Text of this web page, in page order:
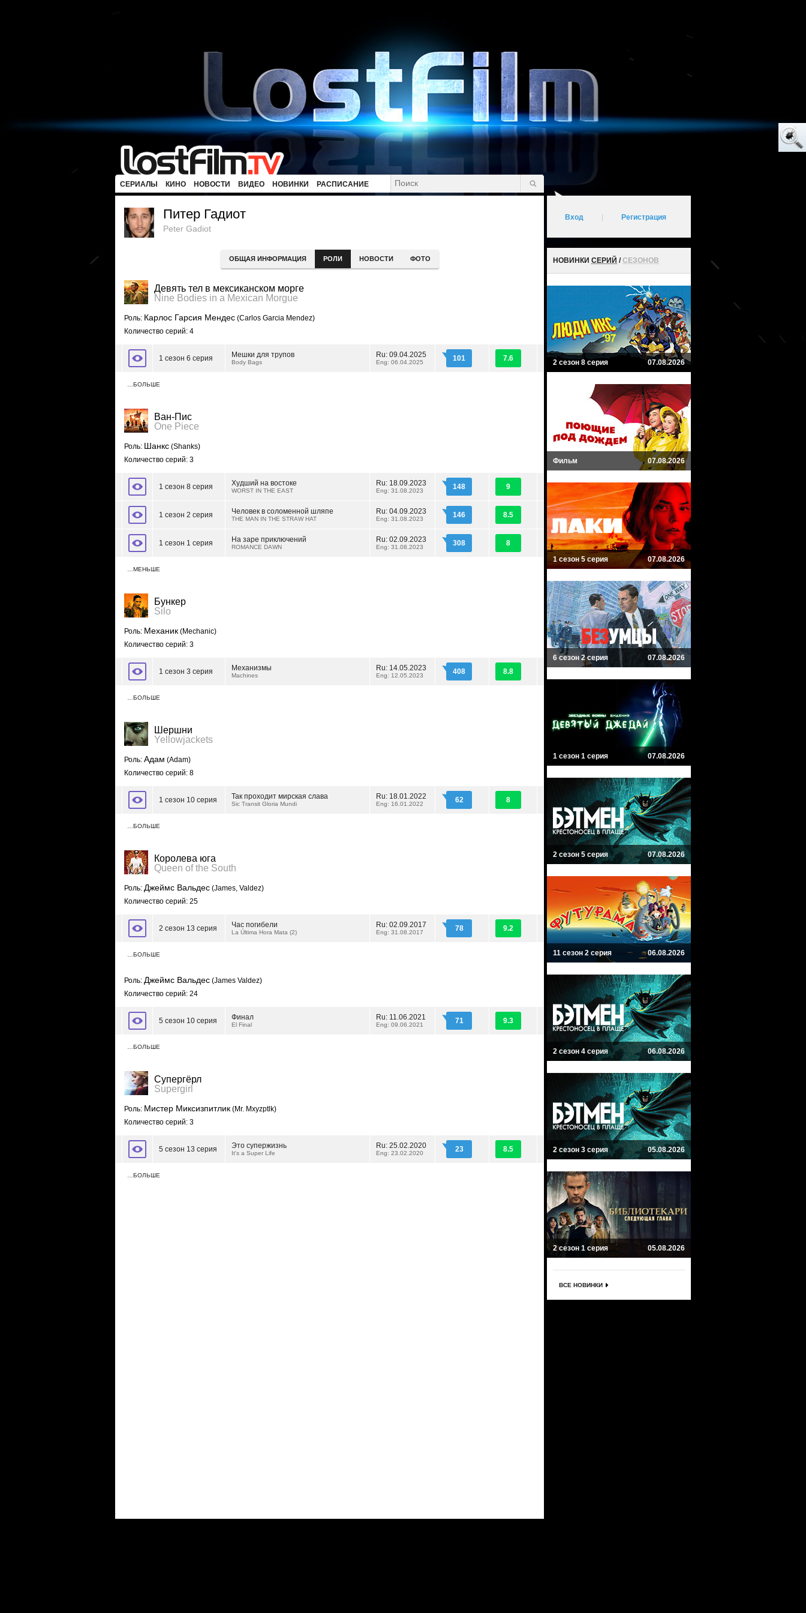
СЕРИАЛЫ КИНО НОВОСТИ ВИДЕО НОВИНКИ РАСПИСАНИЕ
Питер Гадиот
Peter Gadiot
ОБЩАЯ ИНФОРМАЦИЯ РОЛИ НОВОСТИ ФОТО
Девять тел в мексиканском морге
Nine Bodies in a Mexican Morgue
Роль: Карлос Гарсия Мендес (Carlos Garcia Mendez)
Количество серий: 4
1 сезон 6 серия Мешки для трупов
Body Bags
Ru: 09.04.2025
Eng: 06.04.2025 101 7.6
…БОЛЬШЕ
Ван-Пис
One Piece
Роль: Шанкс (Shanks)
Количество серий: 3
1 сезон 8 серия Худший на востоке
WORST IN THE EAST
Ru: 18.09.2023
Eng: 31.08.2023 148 9
1 сезон 2 серия Человек в соломенной шляпе
THE MAN IN THE STRAW HAT
Ru: 04.09.2023
Eng: 31.08.2023 146 8.5
1 сезон 1 серия На заре приключений
ROMANCE DAWN
Ru: 02.09.2023
Eng: 31.08.2023 308 8
…МЕНЬШЕ
Бункер
Silo
Роль: Механик (Mechanic)
Количество серий: 3
1 сезон 3 серия Механизмы
Machines
Ru: 14.05.2023
Eng: 12.05.2023 408 8.8
…БОЛЬШЕ
Шершни
Yellowjackets
Роль: Адам (Adam)
Количество серий: 8
1 сезон 10 серия Так проходит мирская слава
Sic Transit Gloria Mundi
Ru: 18.01.2022
Eng: 16.01.2022 62 8
…БОЛЬШЕ
Королева юга
Queen of the South
Роль: Джеймс Вальдес (James, Valdez)
Количество серий: 25
2 сезон 13 серия Час погибели
La Última Hora Mata (2)
Ru: 02.09.2017
Eng: 31.08.2017 78 9.2
…БОЛЬШЕ
Роль: Джеймс Вальдес (James Valdez)
Количество серий: 24
5 сезон 10 серия Финал
El Final
Ru: 11.06.2021
Eng: 09.06.2021 71 9.3
…БОЛЬШЕ
Супергёрл
Supergirl
Роль: Мистер Миксизпитлик (Mr. Mxyzptlk)
Количество серий: 3
5 сезон 13 серия Это супержизнь
It's a Super Life
Ru: 25.02.2020
Eng: 23.02.2020 23 8.5
…БОЛЬШЕ
Вход Регистрация
НОВИНКИ СЕРИЙ /СЕЗОНОВ
2 сезон 8 серия 07.08.2026
Фильм 07.08.2026
1 сезон 5 серия 07.08.2026
6 сезон 2 серия 07.08.2026
1 сезон 1 серия 07.08.2026
2 сезон 5 серия 07.08.2026
11 сезон 2 серия 06.08.2026
2 сезон 4 серия 06.08.2026
2 сезон 3 серия 05.08.2026
2 сезон 1 серия 05.08.2026
ВСЕ НОВИНКИ